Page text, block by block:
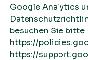
Google Analytics
besuchen Sie bitte
https://
https://